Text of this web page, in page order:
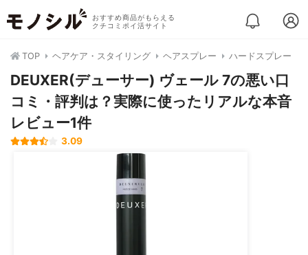
おすすめ商品がもらえる
クチコミポイ活サイト
TOP ヘアケア・スタイリング ヘアスプレー ハードスプレー
DEUXER(デューサー) ヴェール 7の悪い口
コミ・評判は？実際に使ったリアルな本音
レビュー1件
3.09